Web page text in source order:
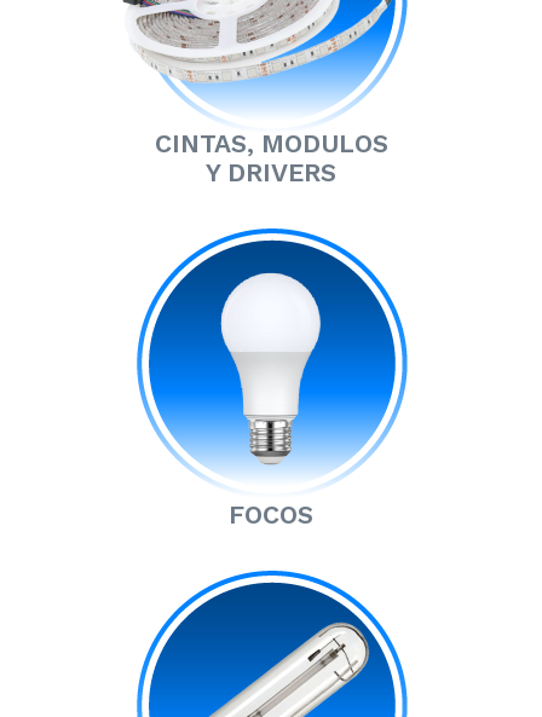
CINTAS, MODULOS
Y DRIVERS
FOCOS